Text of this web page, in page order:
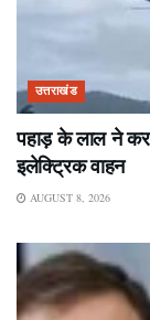
उत्तराखंड
पहाड़ के लाल ने कर
इलेक्ट्रिक वाहन
AUGUST 8, 2026